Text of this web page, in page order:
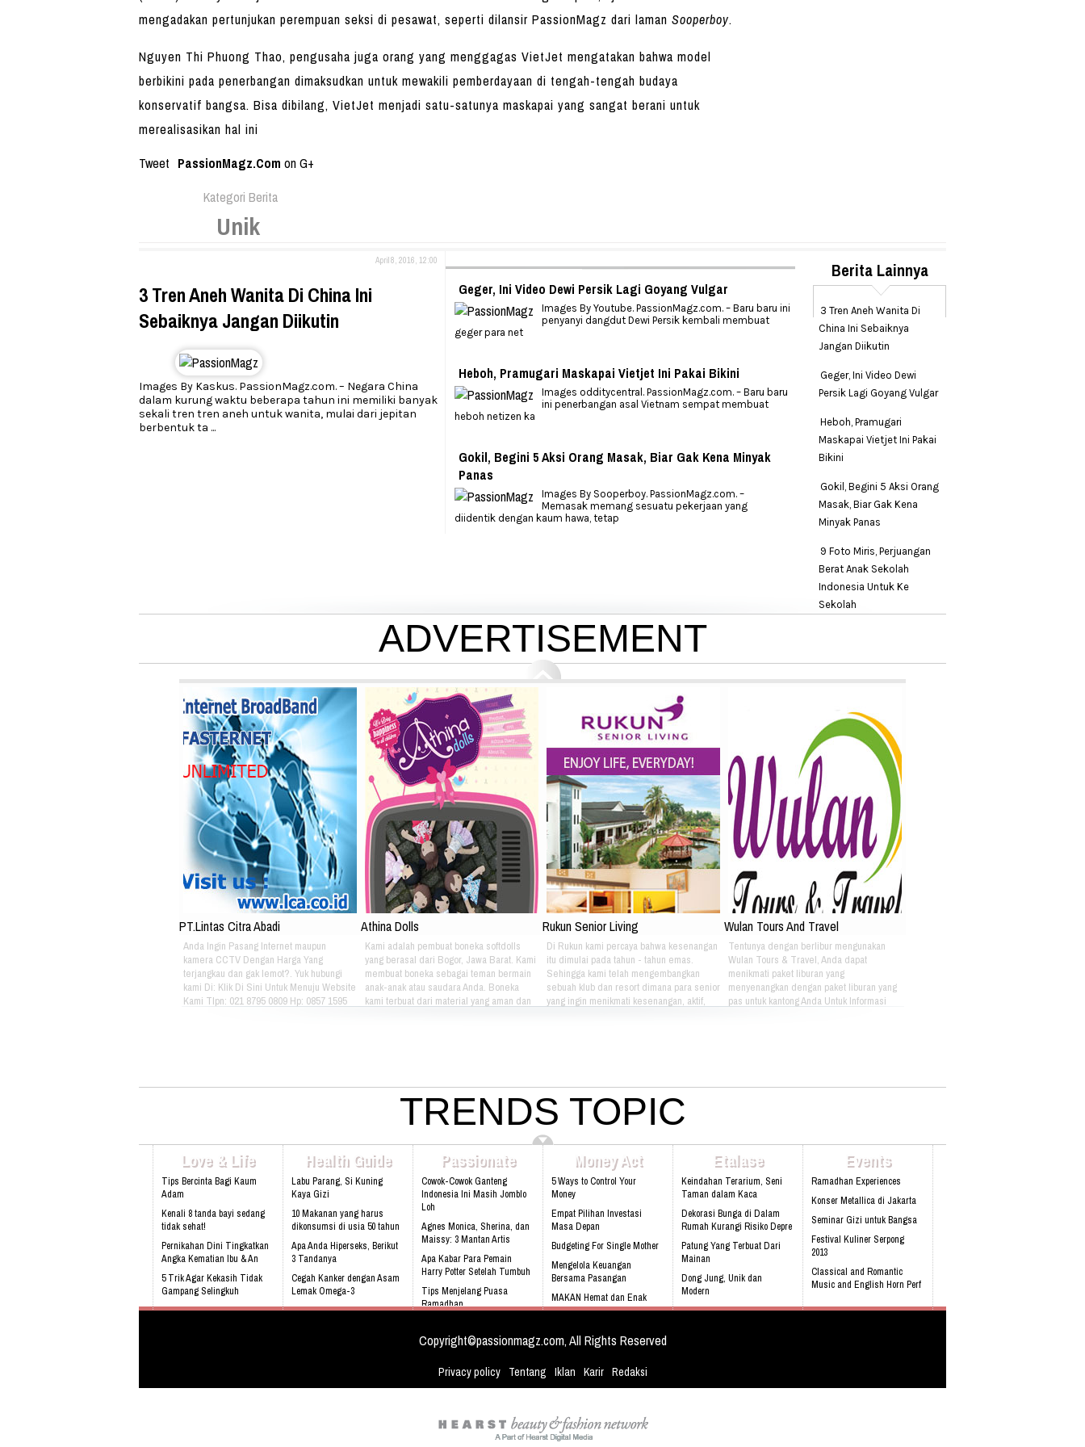
mengadakan pertunjukan perempuan seksi di pesawat, seperti dilansir PassionMagz dari laman Sooperboy.
Nguyen Thi Phuong Thao, pengusaha juga orang yang menggagas VietJet mengatakan bahwa model
berbikini pada penerbangan dimaksudkan untuk mewakili pemberdayaan di tengah-tengah budaya
konservatif bangsa. Bisa dibilang, VietJet menjadi satu-satunya maskapai yang sangat berani untuk
merealisasikan hal ini
Tweet PassionMagz.Com on G+
Kategori Berita
Unik
April 8, 2016, 12:00
3 Tren Aneh Wanita Di China Ini
Sebaiknya Jangan Diikutin
Images By Kaskus. PassionMagz.com. – Negara China
dalam kurung waktu beberapa tahun ini memiliki banyak
sekali tren tren aneh untuk wanita, mulai dari jepitan
berbentuk ta ...
Geger, Ini Video Dewi Persik Lagi Goyang Vulgar
Images By Youtube. PassionMagz.com. – Baru baru ini
penyanyi dangdut Dewi Persik kembali membuat
geger para net
Heboh, Pramugari Maskapai Vietjet Ini Pakai Bikini
Images odditycentral. PassionMagz.com. – Baru baru
ini penerbangan asal Vietnam sempat membuat
heboh netizen ka
Gokil, Begini 5 Aksi Orang Masak, Biar Gak Kena Minyak
Panas
Images By Sooperboy. PassionMagz.com. –
Memasak memang sesuatu pekerjaan yang
diidentik dengan kaum hawa, tetap
Berita Lainnya
3 Tren Aneh Wanita Di
China Ini Sebaiknya
Jangan Diikutin
Geger, Ini Video Dewi
Persik Lagi Goyang Vulgar
Heboh, Pramugari
Maskapai Vietjet Ini Pakai
Bikini
Gokil, Begini 5 Aksi Orang
Masak, Biar Gak Kena
Minyak Panas
9 Foto Miris, Perjuangan
Berat Anak Sekolah
Indonesia Untuk Ke
Sekolah
ADVERTISEMENT
PT.Lintas Citra Abadi
Anda Ingin Pasang Internet maupun
kamera CCTV Dengan Harga Yang
terjangkau dan gak lemot?. Yuk hubungi
kami Di: Klik Di Sini Untuk Menuju Website
Kami Tlpn: 021 8795 0809 Hp: 0857 1595
Athina Dolls
Kami adalah pembuat boneka softdolls
yang berasal dari Bogor, Jawa Barat. Kami
membuat boneka sebagai teman bermain
anak-anak atau saudara Anda. Boneka
kami terbuat dari material yang aman dan
4080 Email: lasarina@athinadolls.com
Bbm: 7CD899C3 Addresh: Darmawan
Park, Jl. Raya Babakan Madang No. 99
www.athinadolls.com We Bring Happiness
To All Children !! Cinta Batik Cinta Negri
Ku Indonesia !! Klik Di Sini Untuk Menuju
Website Kami
Rukun Senior Living
Di Rukun kami percaya bahwa kesenangan
itu dimulai pada tahun - tahun emas.
Sehingga kami telah mengembangkan
sebuah klub dan resort dimana para senior
yang ingin menikmati kesenangan, aktif,
Darmawan Park Gate 1, Jl. Raya Babakan
Madang No. 99 Sentul, 16810.
Web:www.rukunseniorliving.com
Wulan Tours And Travel
Tentunya dengan berlibur mengunakan
Wulan Tours & Travel, Anda dapat
menikmati paket liburan yang
menyenangkan dengan paket liburan yang
pas untuk kantong Anda Untuk Informasi
TRENDS TOPIC
Love & Life
Tips Bercinta Bagi Kaum
Adam
Kenali 8 tanda bayi sedang
tidak sehat!
Pernikahan Dini Tingkatkan
Angka Kematian Ibu & An
5 Trik Agar Kekasih Tidak
Gampang Selingkuh
Sering Mengalami Mimpi
Health Guide
Labu Parang, Si Kuning
Kaya Gizi
10 Makanan yang harus
dikonsumsi di usia 50 tahun
Apa Anda Hiperseks, Berikut
3 Tandanya
Cegah Kanker dengan Asam
Lemak Omega-3
Bahaya Mendengkur
Passionate
Cowok-Cowok Ganteng
Indonesia Ini Masih Jomblo
Loh
Agnes Monica, Sherina, dan
Maissy: 3 Mantan Artis
Apa Kabar Para Pemain
Harry Potter Setelah Tumbuh
Tips Menjelang Puasa
Ramadhan
Love Indonesia
Money Act
5 Ways to Control Your
Money
Empat Pilihan Investasi
Masa Depan
Budgeting For Single Mother
Mengelola Keuangan
Bersama Pasangan
MAKAN Hemat dan Enak
Etalase
Keindahan Terarium, Seni
Taman dalam Kaca
Dekorasi Bunga di Dalam
Rumah Kurangi Risiko Depre
Patung Yang Terbuat Dari
Mainan
Dong Jung, Unik dan
Modern
Audi S3, mobil pertama
Events
Ramadhan Experiences
Konser Metallica di Jakarta
Seminar Gizi untuk Bangsa
Festival Kuliner Serpong
2013
Classical and Romantic
Music and English Horn Perf
Copyright©passionmagz.com, All Rights Reserved
Privacy policy Tentang Iklan Karir Redaksi